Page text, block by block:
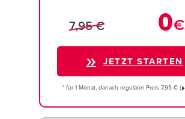
7,95 € 0€
JETZT STARTEN
* für 1 Monat, danach regulärer Preis 7,95 € (